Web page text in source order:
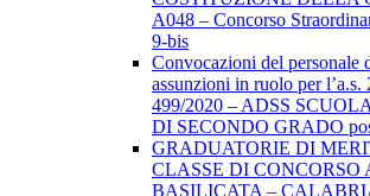
A048 – Concorso
9-bis
Convocazioni del personale
assunzioni in ruolo per
499/2020 – ADSS
DI SECONDO GRADO
GRADUATORIE DI
CLASSE DI CONCORSO
BASILICATA –